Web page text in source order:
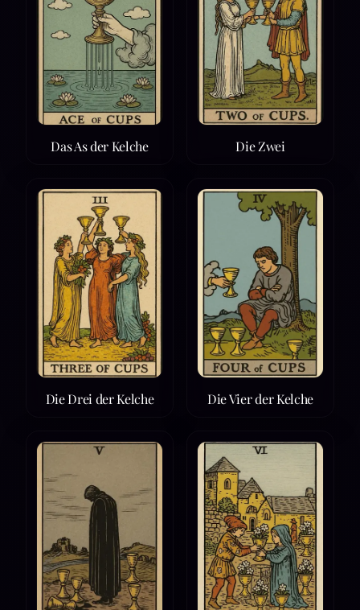
Das As der Kelche Die Zwei
Die Drei der Kelche Die Vier der Kelche